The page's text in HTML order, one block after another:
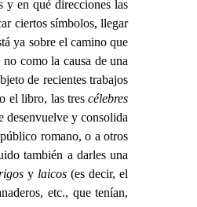
y en qué direcciones las
ciertos símbolos, llegar
ya sobre el camino que
como la causa de una
de recientes trabajos
el libro, las trescélebres
desenvuelve y consolida
romano, o a otros
también a darles una
y laicos(es decir, el
etc., que tenían,